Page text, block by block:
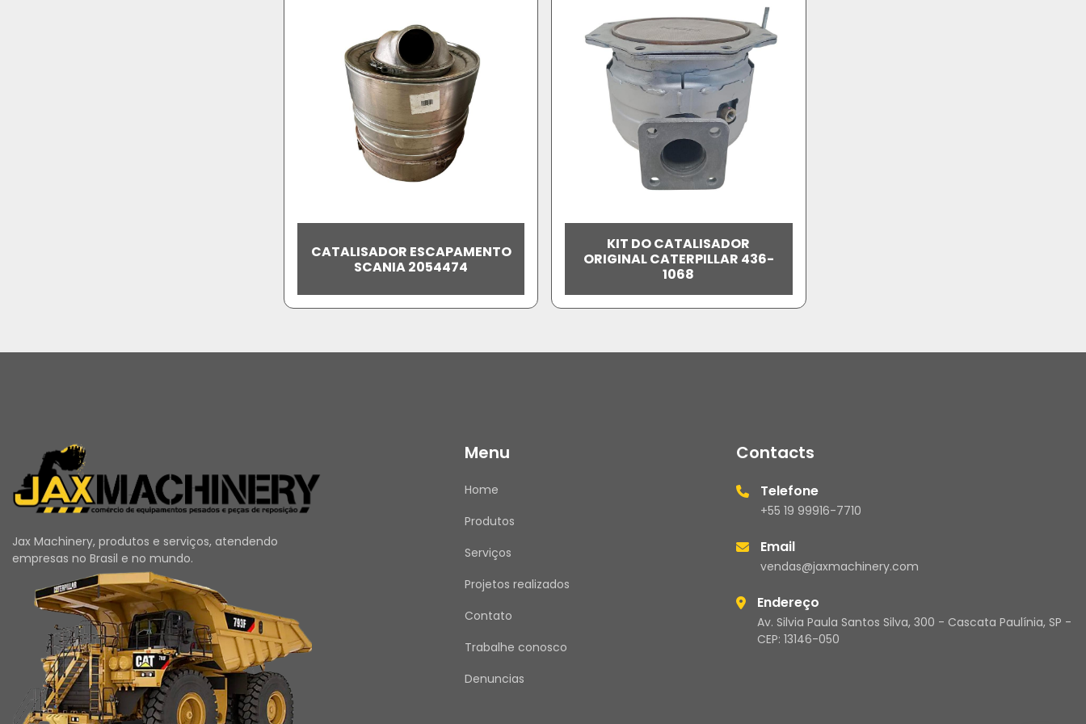
CATALISADOR ESCAPAMENTO
SCANIA 2054474
KIT DO CATALISADOR
ORIGINAL CATERPILLAR 436-
1068
Jax Machinery, produtos e serviços, atendendo
empresas no Brasil e no mundo.
Menu
Home
Produtos
Serviços
Projetos realizados
Contato
Trabalhe conosco
Denuncias
Contacts
Telefone
+55 19 99916-7710
Email
vendas@jaxmachinery.com
Endereço
Av. Silvia Paula Santos Silva, 300 - Cascata Paulínia, SP -
CEP: 13146-050